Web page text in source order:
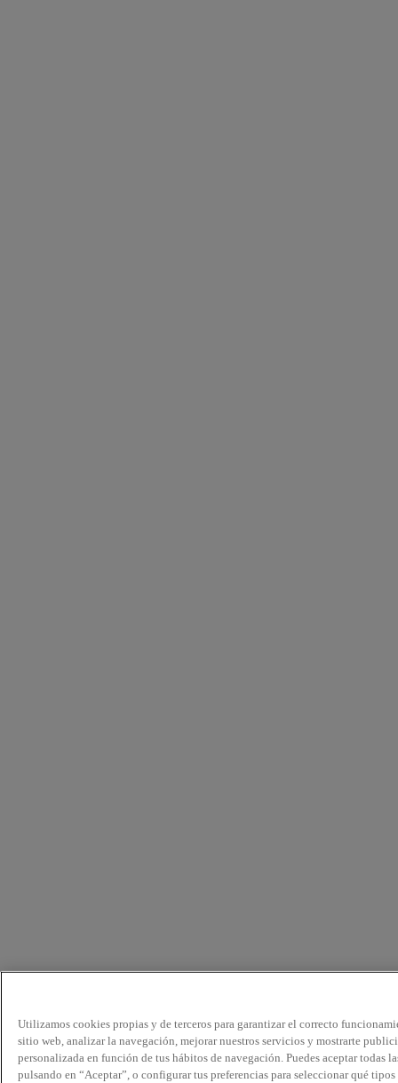
Utilizamos cookies propias y de terceros para garantizar el correcto
sitio web, analizar la navegación, mejorar nuestros servicios y mostrarte
personalizada en función de tus hábitos de navegación. Puedes aceptar todas
pulsando en “Aceptar”, o configurar tus preferencias para seleccionar qué tipos